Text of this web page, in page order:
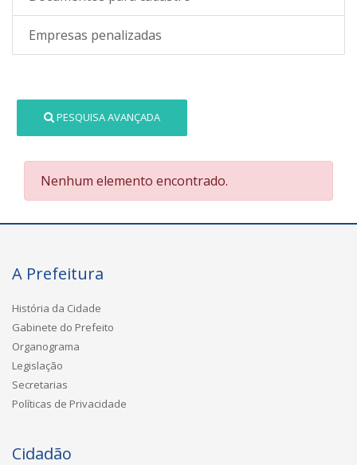
Empresas penalizadas
PESQUISA AVANÇADA
Nenhum elemento encontrado.
A Prefeitura
História da Cidade
Gabinete do Prefeito
Organograma
Legislação
Secretarias
Políticas de Privacidade
Cidadão